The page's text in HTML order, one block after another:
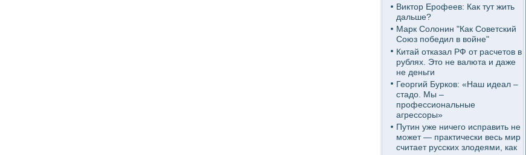
Виктор Ерофеев: Как тут жить
дальше?
Марк Солонин "Как Советский
Союз победил в войне"
Китай отказал РФ от расчетов в
рублях. Это не валюта и даже
не деньги
Георгий Бурков: «Наш идеал –
стадо. Мы –
профессиональные
агрессоры»
Путин уже ничего исправить не
может — практически весь мир
считает русских злодеями, как